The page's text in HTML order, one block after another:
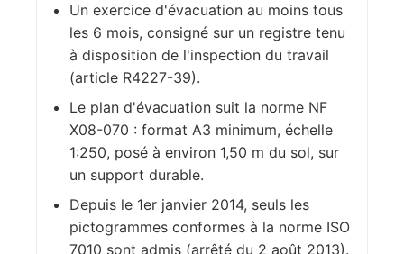
Un exercice d'évacuation au moins tous
les 6 mois, consigné sur un registre tenu
à disposition de l'inspection du travail
(article R4227-39).
Le plan d'évacuation suit la norme NF
X08-070 : format A3 minimum, échelle
1:250, posé à environ 1,50 m du sol, sur
un support durable.
Depuis le 1er janvier 2014, seuls les
pictogrammes conformes à la norme ISO
7010 sont admis (arrêté du 2 août 2013).